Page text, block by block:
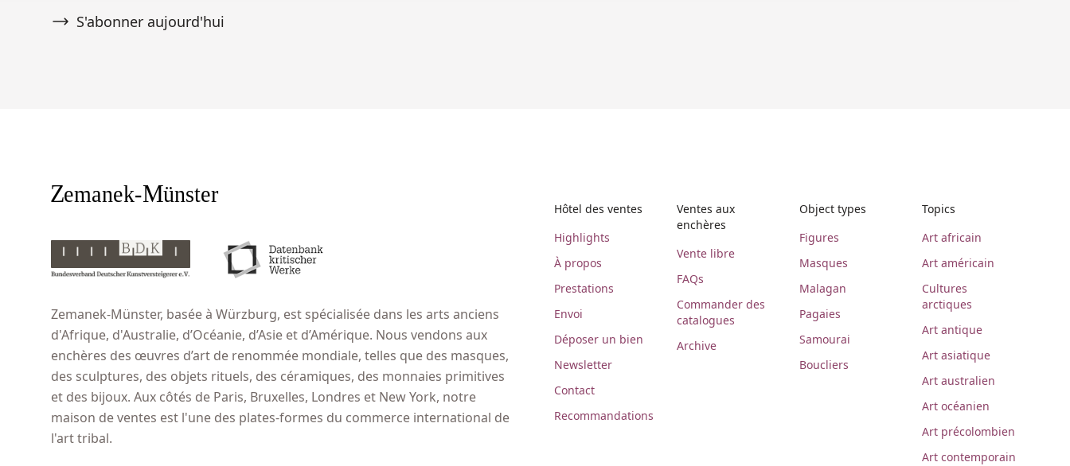
S'abonner aujourd'hui
Zemanek-Münster, basée à Würzburg, est spécialisée dans les arts anciens
d'Afrique, d'Australie, d’Océanie, d’Asie et d’Amérique. Nous vendons aux
enchères des œuvres d’art de renommée mondiale, telles que des masques,
des sculptures, des objets rituels, des céramiques, des monnaies primitives
et des bijoux. Aux côtés de Paris, Bruxelles, Londres et New York, notre
maison de ventes est l'une des plates-formes du commerce international de
l'art tribal.
Hôtel des ventes
Highlights
À propos
Prestations
Envoi
Déposer un bien
Newsletter
Contact
Recommandations
Ventes aux
enchères
Vente libre
FAQs
Commander des
catalogues
Archive
Object types
Figures
Masques
Malagan
Pagaies
Samourai
Boucliers
Topics
Art africain
Art américain
Cultures
arctiques
Art antique
Art asiatique
Art australien
Art océanien
Art précolombien
Art contemporain